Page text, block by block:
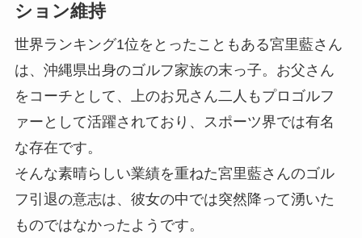
ション維持
世界ランキング1位をとったこともある宮里藍さん
は、沖縄県出身のゴルフ家族の末っ子。お父さん
をコーチとして、上のお兄さん二人もプロゴルフ
ァーとして活躍されており、スポーツ界では有名
な存在です。
そんな素晴らしい業績を重ねた宮里藍さんのゴル
フ引退の意志は、彼女の中では突然降って湧いた
ものではなかったようです。